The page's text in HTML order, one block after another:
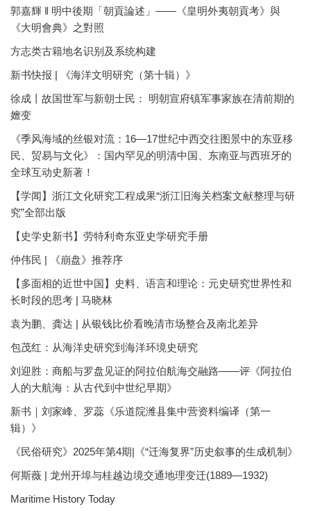
郭嘉輝 ‖ 明中後期「朝貢論述」——《皇明外夷朝貢考》與
《大明會典》之對照
方志类古籍地名识别及系统构建
新书快报 | 《海洋文明研究（第十辑）》
徐成丨故国世军与新朝士民： 明朝宣府镇军事家族在清前期的
嬗变
《季风海域的丝银对流：16—17世纪中西交往图景中的东亚移
民、贸易与文化》：国内罕见的明清中国、东南亚与西班牙的
全球互动史新著！
【学闻】浙江文化研究工程成果“浙江旧海关档案文献整理与研
究”全部出版
【史学史新书】劳特利奇东亚史学研究手册
仲伟民 | 《崩盘》推荐序
【多面相的近世中国】史料、语言和理论：元史研究世界性和
长时段的思考 | 马晓林
袁为鹏、龚达 | 从银钱比价看晚清市场整合及南北差异
包茂红：从海洋史研究到海洋环境史研究
刘迎胜：商船与罗盘见证的阿拉伯航海交融路——评《阿拉伯
人的大航海：从古代到中世纪早期》
新书｜刘家峰、罗蕊《乐道院潍县集中营资料编译（第一
辑）》
《民俗研究》2025年第4期|《“迁海复界”历史叙事的生成机制》
何斯薇 | 龙州开埠与桂越边境交通地理变迁(1889—1932)
Maritime History Today